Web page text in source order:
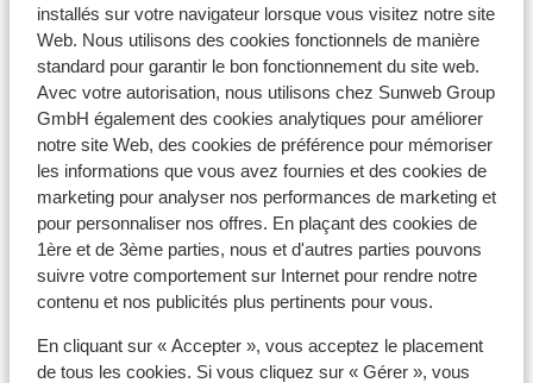
installés sur votre navigateur lorsque vous visitez notre site
Web. Nous utilisons des cookies fonctionnels de manière
standard pour garantir le bon fonctionnement du site web.
Avec votre autorisation, nous utilisons chez Sunweb Group
GmbH également des cookies analytiques pour améliorer
notre site Web, des cookies de préférence pour mémoriser
les informations que vous avez fournies et des cookies de
marketing pour analyser nos performances de marketing et
pour personnaliser nos offres. En plaçant des cookies de
1ère et de 3ème parties, nous et d'autres parties pouvons
suivre votre comportement sur Internet pour rendre notre
contenu et nos publicités plus pertinents pour vous.
En cliquant sur « Accepter », vous acceptez le placement
de tous les cookies. Si vous cliquez sur « Gérer », vous
linge de lit inclus
linge de toilette inclus
Voir toutes les installations
Informations de voyage
À noter
Formule
Ce que les clients pensent